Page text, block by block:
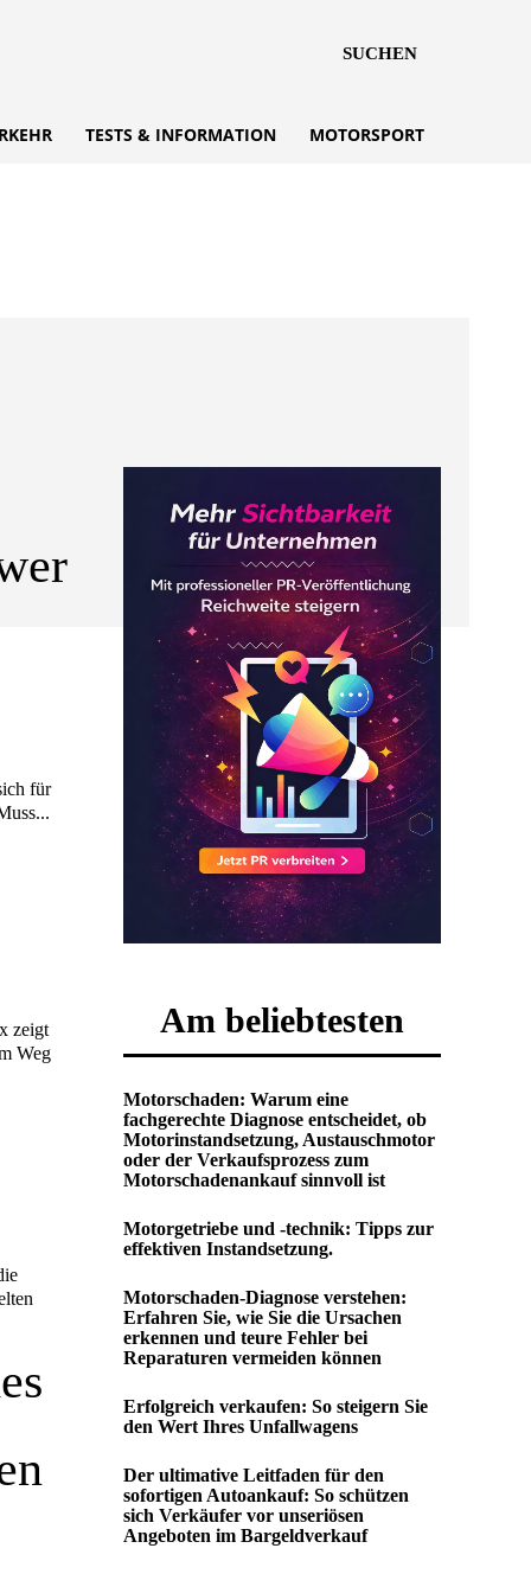
SUCHEN
TESTS & INFORMATION MOTORSPORT
zeigt
Am beliebtesten
Motorschaden: Warum eine
fachgerechte Diagnose entscheidet, ob
Motorinstandsetzung, Austauschmotor
oder der Verkaufsprozess zum
Motorschadenankauf sinnvoll ist
Motorgetriebe und -technik: Tipps zur
effektiven Instandsetzung.
Motorschaden-Diagnose verstehen:
Erfahren Sie, wie Sie die Ursachen
erkennen und teure Fehler bei
Reparaturen vermeiden können
Erfolgreich verkaufen: So steigern Sie
den Wert Ihres Unfallwagens
Der ultimative Leitfaden für den
sofortigen Autoankauf: So schützen
sich Verkäufer vor unseriösen
Angeboten im Bargeldverkauf